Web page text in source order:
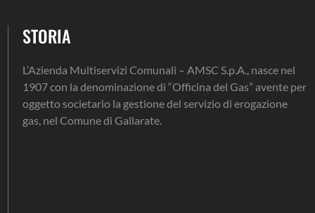
STORIA
L’Azienda Multiservizi Comunali – AMSC S.p.A., nasce nel
1907 con la denominazione di “Officina del Gas” avente per
oggetto societario la gestione del servizio di erogazione
gas, nel Comune di Gallarate.